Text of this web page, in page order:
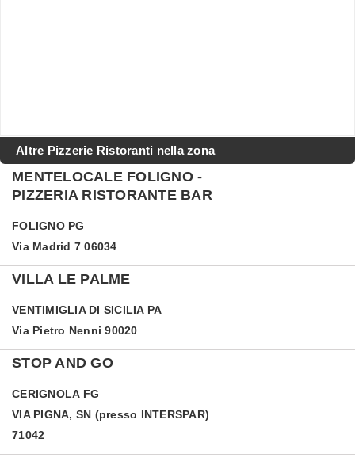
Altre Pizzerie Ristoranti nella zona
MENTELOCALE FOLIGNO -
PIZZERIA RISTORANTE BAR
FOLIGNO PG
Via Madrid 7 06034
VILLA LE PALME
VENTIMIGLIA DI SICILIA PA
Via Pietro Nenni 90020
STOP AND GO
CERIGNOLA FG
VIA PIGNA, SN (presso INTERSPAR)
71042